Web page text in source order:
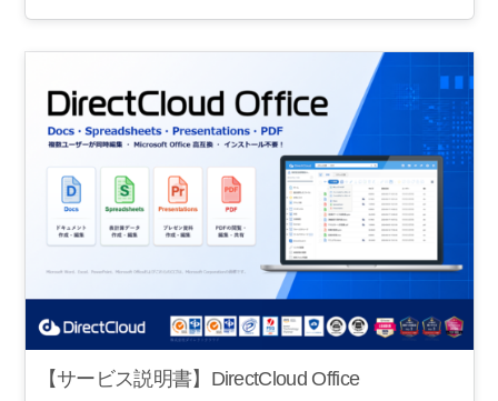
【サービス説明書】DirectCloud Office